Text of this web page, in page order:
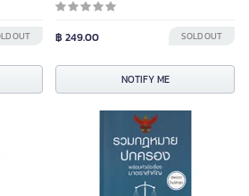
OUT ฿ 249.00 SOLD OUT
NOTIFY ME